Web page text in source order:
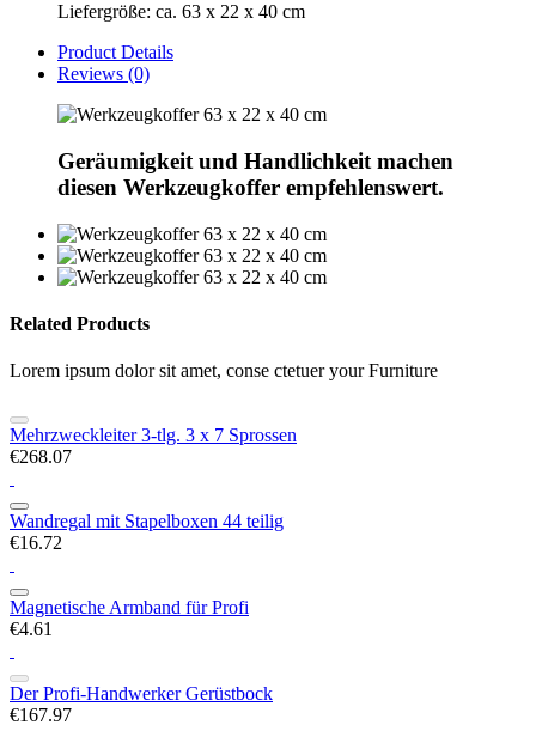
Liefergröße: ca. 63 x 22 x 40 cm
Product Details
Reviews (0)
Geräumigkeit und Handlichkeit machen
diesen Werkzeugkoffer empfehlenswert.
Related Products
Lorem ipsum dolor sit amet, conse ctetuer your Furniture
Mehrzweckleiter 3-tlg. 3 x 7 Sprossen
€268.07
Wandregal mit Stapelboxen 44 teilig
€16.72
Magnetische Armband für Profi
€4.61
Der Profi-Handwerker Gerüstbock
€167.97